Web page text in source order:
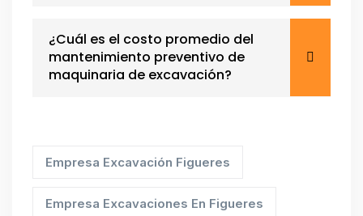
¿Cuál es el costo promedio del
mantenimiento preventivo de
maquinaria de excavación?
Empresa Excavación Figueres
Empresa Excavaciones En Figueres